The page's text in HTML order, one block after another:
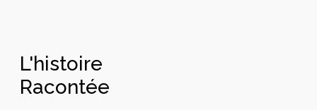
L'histoire
Racontée